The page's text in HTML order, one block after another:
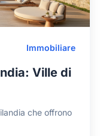
Immobiliare
Ville di
che offrono